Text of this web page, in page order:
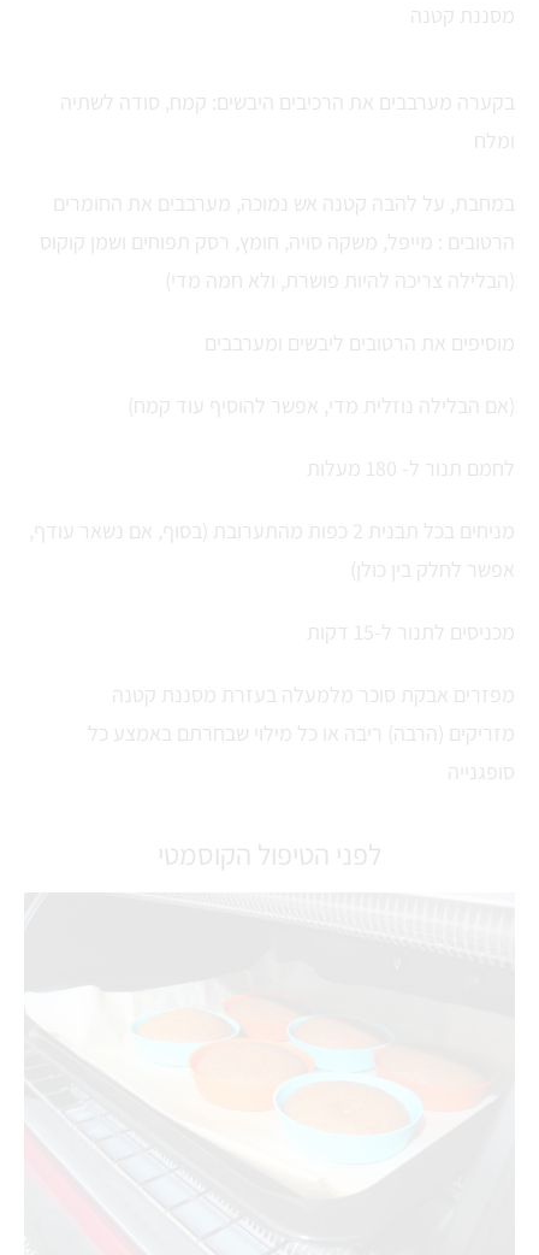
מסננת קטנה
בקערה מערבבים את הרכיבים היבשים: קמח, סודה לשתיה
ומלח
במחבת, על להבה קטנה אש נמוכה, מערבבים את החומרים
הרטובים : מייפל, משקה סויה, חומץ, רסק תפוחים ושמן קוקוס
(הבלילה צריכה להיות פושרת, ולא חמה מדי)
מוסיפים את הרטובים ליבשים ומערבבים
(אם הבלילה נוזלית מדי, אפשר להוסיף עוד קמח)
לחמם תנור ל- 180 מעלות
מניחים בכל תבנית 2 כפות מהתערובת (בסוף, אם נשאר עודף,
אפשר לחלק בין כולן)
מכניסים לתנור ל-15 דקות
מפזרים אבקת סוכר מלמעלה בעזרת מסננת קטנה
מזריקים (הרבה) ריבה או כל מילוי שבחרתם באמצע כל
סופגנייה
לפני הטיפול הקוסמטי